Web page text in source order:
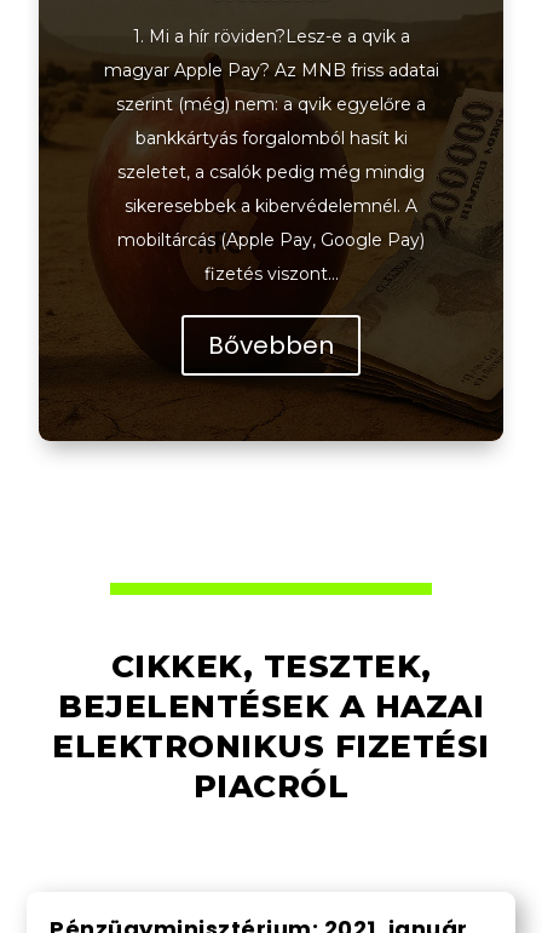
1. Mi a hír röviden?Lesz-e a qvik a
magyar Apple Pay? Az MNB friss adatai
szerint (még) nem: a qvik egyelőre a
bankkártyás forgalomból hasít ki
szeletet, a csalók pedig még mindig
sikeresebbek a kibervédelemnél. A
mobiltárcás (Apple Pay, Google Pay)
fizetés viszont...
Bővebben
CIKKEK, TESZTEK,
BEJELENTÉSEK A HAZAI
ELEKTRONIKUS FIZETÉSI
PIACRÓL